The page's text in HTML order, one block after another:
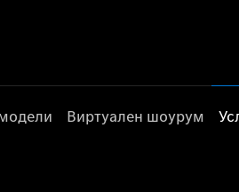
Виртуален шоурум